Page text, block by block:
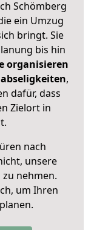
Schömberg
ein Umzug
bringt. Sie
bis hin
organisieren
,
dafür, dass
Zielort in
nach
unsere
nehmen.
um Ihren